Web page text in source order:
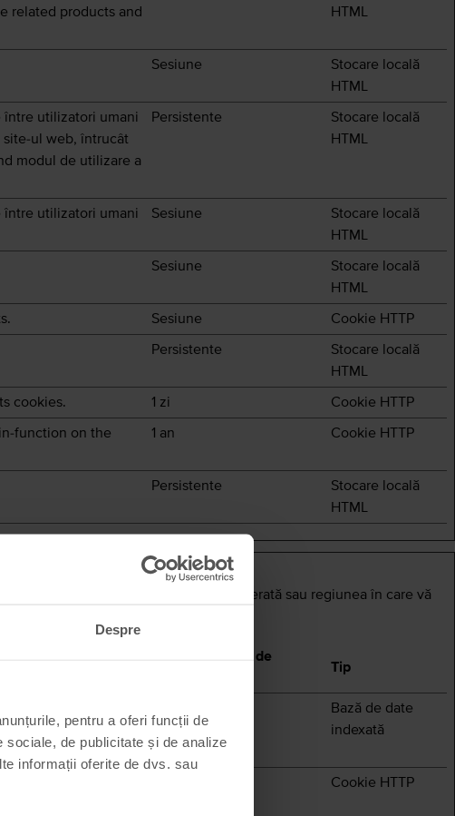
Despre
pentru a oferi funcții de
de publicitate și de analize
informații oferite de dvs. sau
related products and
HTML
Sesiune
Stocare locală
HTML
utilizatori umani
ul web, întrucât
modul de utilizare a
Persistente
Stocare locală
HTML
utilizatori umani
Sesiune
Stocare locală
HTML
Sesiune
Stocare locală
HTML
Sesiune
Cookie HTTP
Persistente
Stocare locală
HTML
cookies. 1 zi
Cookie HTTP
function on the
1 an Cookie HTTP
Persistente
Stocare locală
HTML
arată site-ul, precum limba dvs. preferată sau regiunea în care vă
Durata maximă de
Tip
să notifice
în chat.
Bază de date
indexată
Cookie HTTP